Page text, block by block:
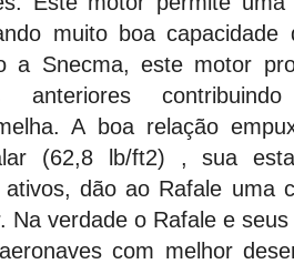
muito boa capacidade
a Snecma, este motor
anteriores
A boa relação
(62,8 lb/ft2) , sua
ativos, dão ao Rafale uma
Na verdade o Rafale e
com melhor